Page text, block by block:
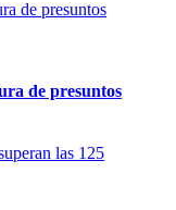
de presuntos